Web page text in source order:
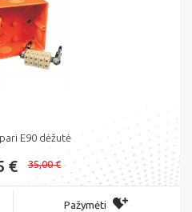
E90 dėžutė
€ 35,00 €
Pažymėti